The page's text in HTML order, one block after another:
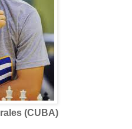
(CUBA)